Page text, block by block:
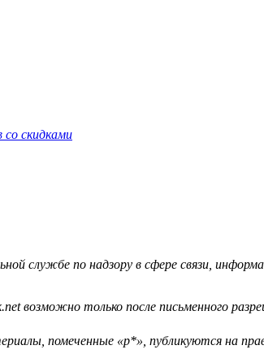
со скидками
службе по надзору в сфере связи,
возможно только после письменного
помеченные «р*», публикуются на